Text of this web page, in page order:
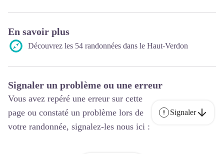
En savoir plus
Découvrez les 54 randonnées dans le Haut-Verdon
Signaler un problème ou une erreur
Vous avez repéré une erreur sur cette
page ou constaté un problème lors de
votre randonnée, signalez-les nous ici :
Signaler